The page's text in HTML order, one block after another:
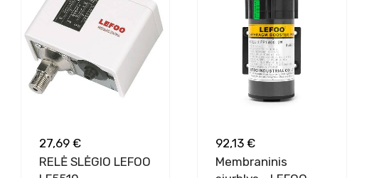
27,69 €
RELĖ SLĖGIO LEFOO
92,13 €
Membraninis